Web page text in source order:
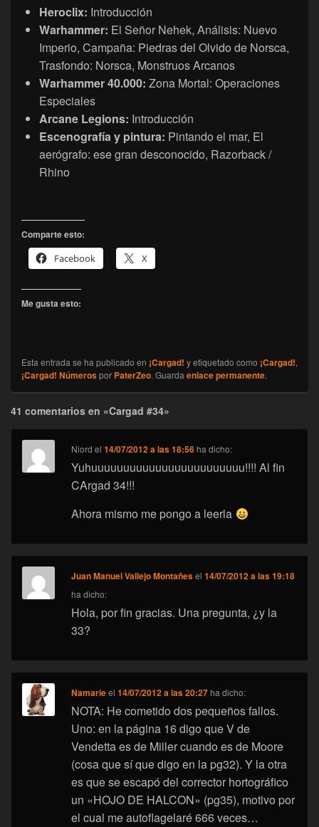
Heroclix: Introducción
Warhammer: El Señor Nehek, Análisis: Nuevo
Imperio, Campaña: Piedras del Olvido de Norsca,
Trasfondo: Norsca, Monstruos Arcanos
Warhammer 40.000: Zona Mortal: Operaciones
Especiales
Arcane Legions: Introducción
Escenografía y pintura: Pintando el mar, El
aerógrafo: ese gran desconocido, Razorback /
Rhino
Comparte esto:
Facebook
X
Me gusta esto:
Esta entrada se ha publicado en ¡Cargad! y etiquetado como ¡Cargad!,
¡Cargad! Númerospor PaterZeo. Guarda enlace permanente.
41 comentarios en «Cargad #34»
Niord el14/07/2012 a las 18:56 ha dicho:
Yuhuuuuuuuuuuuuuuuuuuuuuuuu!!!! Al fin
CArgad 34!!!
Ahora mismo me pongo a leerla
Juan Manuel Vallejo Montañesel14/07/2012 a las 19:18
ha dicho:
Hola, por fin gracias. Una pregunta, ¿y la
33?
Namarieel14/07/2012 a las 20:27 ha dicho:
NOTA: He cometido dos pequeños fallos.
Uno: en la página 16 digo que V de
Vendetta es de Miller cuando es de Moore
(cosa que sí que digo en la pg32). Y la otra
es que se escapó del corrector hortográfico
un «HOJO DE HALCON» (pg35), motivo por
el cual me autoflagelaré 666 veces…